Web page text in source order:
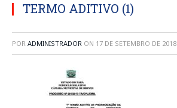
TERMO ADITIVO (1)
POR ADMINISTRADOR ON 17 DE SETEMBRO DE 2018